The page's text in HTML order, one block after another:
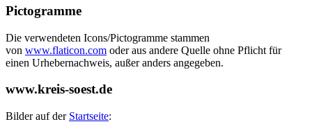
Pictogramme
Die verwendeten Icons/Pictogramme stammen
von www.flaticon.com oder aus andere Quelle ohne Pflicht für
einen Urhebernachweis, außer anders angegeben.
www.kreis-soest.de
Bilder auf der Startseite: